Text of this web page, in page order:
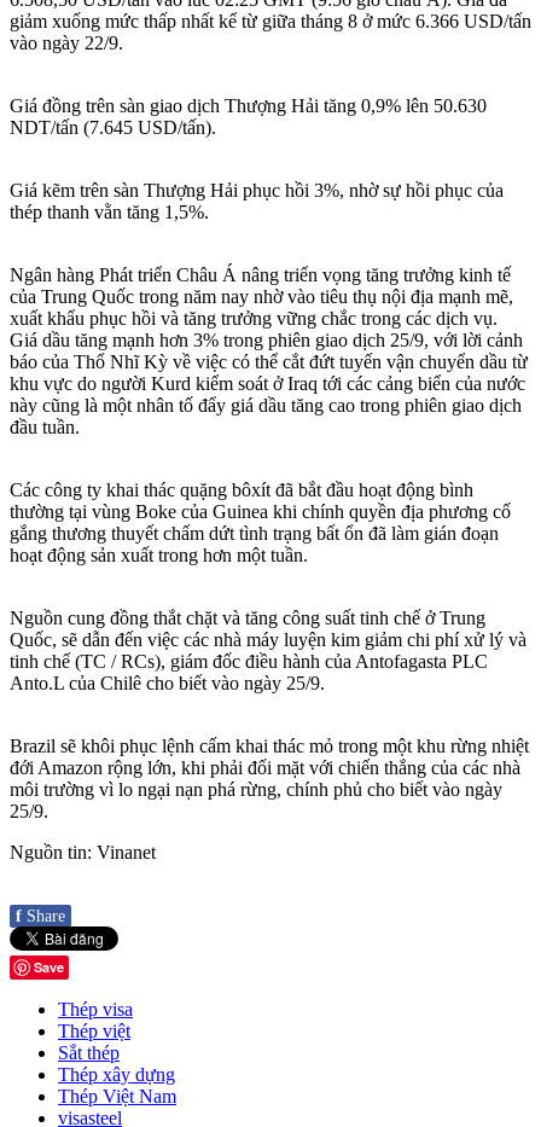
giảm xuống mức thấp nhất kể từ giữa tháng 8 ở mức 6.366 USD/tấn
vào ngày 22/9.
Giá đồng trên sàn giao dịch Thượng Hải tăng 0,9% lên 50.630
NDT/tấn (7.645 USD/tấn).
Giá kẽm trên sàn Thượng Hải phục hồi 3%, nhờ sự hồi phục của
thép thanh vằn tăng 1,5%.
Ngân hàng Phát triển Châu Á nâng triển vọng tăng trưởng kinh tế
của Trung Quốc trong năm nay nhờ vào tiêu thụ nội địa mạnh mẽ,
xuất khẩu phục hồi và tăng trưởng vững chắc trong các dịch vụ.
Giá dầu tăng mạnh hơn 3% trong phiên giao dịch 25/9, với lời cảnh
báo của Thổ Nhĩ Kỳ về việc có thể cắt đứt tuyến vận chuyển dầu từ
khu vực do người Kurd kiểm soát ở Iraq tới các cảng biển của nước
này cũng là một nhân tố đẩy giá dầu tăng cao trong phiên giao dịch
đầu tuần.
Các công ty khai thác quặng bôxít đã bắt đầu hoạt động bình
thường tại vùng Boke của Guinea khi chính quyền địa phương cố
gắng thương thuyết chấm dứt tình trạng bất ổn đã làm gián đoạn
hoạt động sản xuất trong hơn một tuần.
Nguồn cung đồng thắt chặt và tăng công suất tinh chế ở Trung
Quốc, sẽ dẫn đến việc các nhà máy luyện kim giảm chi phí xử lý và
tinh chế (TC / RCs), giám đốc điều hành của Antofagasta PLC
Anto.L của Chilê cho biết vào ngày 25/9.
Brazil sẽ khôi phục lệnh cấm khai thác mỏ trong một khu rừng nhiệt
đới Amazon rộng lớn, khi phải đối mặt với chiến thắng của các nhà
môi trường vì lo ngại nạn phá rừng, chính phủ cho biết vào ngày
25/9.
Nguồn tin: Vinanet
f Share
Save
Thép visa
Thép việt
Sắt thép
Thép xây dựng
Thép Việt Nam
visasteel